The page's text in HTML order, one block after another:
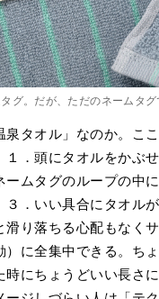
グ。だが、ただのネームタグ
泉タオル」なのか。こ
１．頭にタオルをかぶ
ームタグのループの中
３．いい具合にタオル
滑り落ちる心配もなく
）に全集中できる。ち
時にちょうどいい長さ